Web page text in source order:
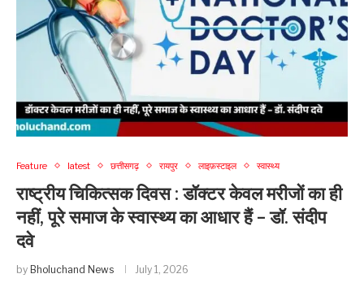
Feature latest छत्तीसगढ़ रायपुर लाइफ़स्टाइल स्वास्थ्य
राष्ट्रीय चिकित्सक दिवस : डॉक्टर केवल मरीजों का ही
नहीं, पूरे समाज के स्वास्थ्य का आधार हैं – डॉ. संदीप
दवे
by Bholuchand News July 1, 2026